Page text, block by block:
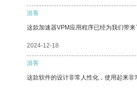
游客
这款加速器VPM应用程序已经为我们带
2024-12-18
游客
这款软件的设计非常人性化，使用起来非